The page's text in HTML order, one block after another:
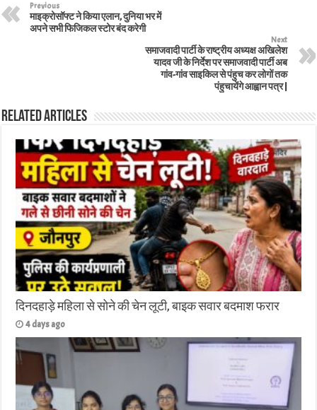
Previous
माइक्रोसॉफ्ट ने किया एलान, दुनिया भर में
अपने सभी फिजिकल स्टोर बंद करेगी
Next
समाजवादी पार्टी के राष्ट्रीय अध्यक्ष अखिलेश
यादव जी के निर्देश पर समाजवादी पार्टी अब
गांव-गांव साइकिल से पंहुच कर लोगों तक
पंहुचायेंगे आह्वान पत्र |
Related Articles
दिनदहाड़े महिला से सोने की चेन लूटी, बाइक सवार बदमाश फरार
4 days ago